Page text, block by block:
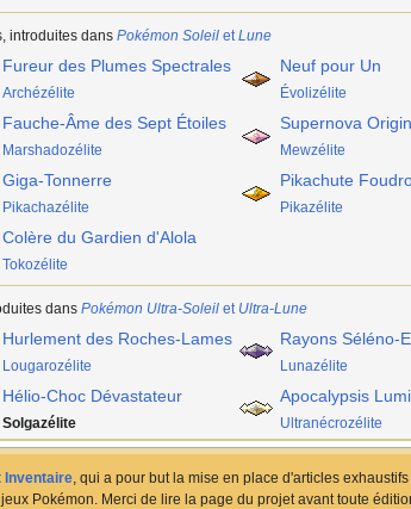
introduites dans Pokémon Soleilet Lune
Fureur des Plumes Spectrales
Archézélite
Neuf pour Un
Évolizélite
Fauche-Âme des Sept Étoiles
Marshadozélite
Supernova
Mewzélite
Giga-Tonnerre
Pikachazélite
Pikachute
Pikazélite
Colère du Gardien d'Alola
Tokozélite
dans Pokémon Ultra-Soleilet Ultra-Lune
Hurlement des Roches-Lames
Lougarozélite
Rayons Séléno-
Lunazélite
Hélio-Choc Dévastateur
Solgazélite
Apocalypsis
Ultranécrozélite
Inventaire, qui a pour but la mise en place d'articles
Pokémon. Merci de lire la page du projet avant toute